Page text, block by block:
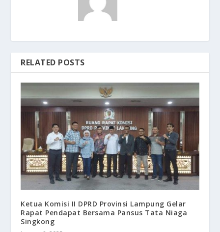
RELATED POSTS
Ketua Komisi II DPRD Provinsi Lampung Gelar
Rapat Pendapat Bersama Pansus Tata Niaga
Singkong